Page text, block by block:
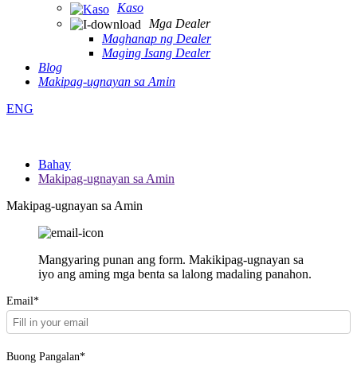
Kaso
Mga Dealer
Maghanap ng Dealer
Maging Isang Dealer
Blog
Makipag-ugnayan sa Amin
ENG
Bahay
Makipag-ugnayan sa Amin
Makipag-ugnayan sa Amin
Mangyaring punan ang form. Makikipag-ugnayan sa
iyo ang aming mga benta sa lalong madaling panahon.
Email*
Buong Pangalan*